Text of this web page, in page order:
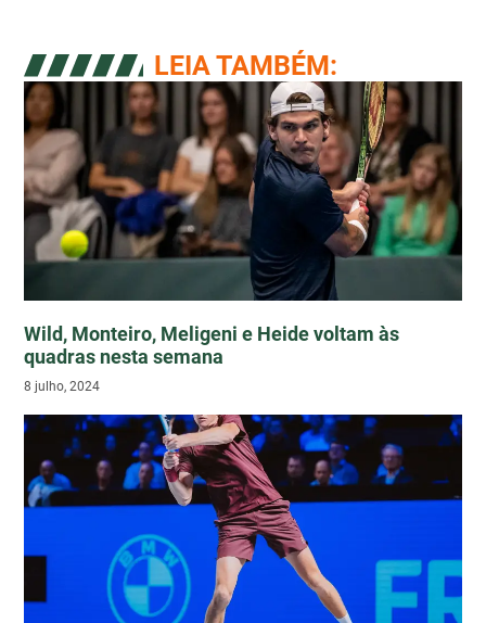
LEIA TAMBÉM:
Wild, Monteiro, Meligeni e Heide voltam às
quadras nesta semana
8 julho, 2024